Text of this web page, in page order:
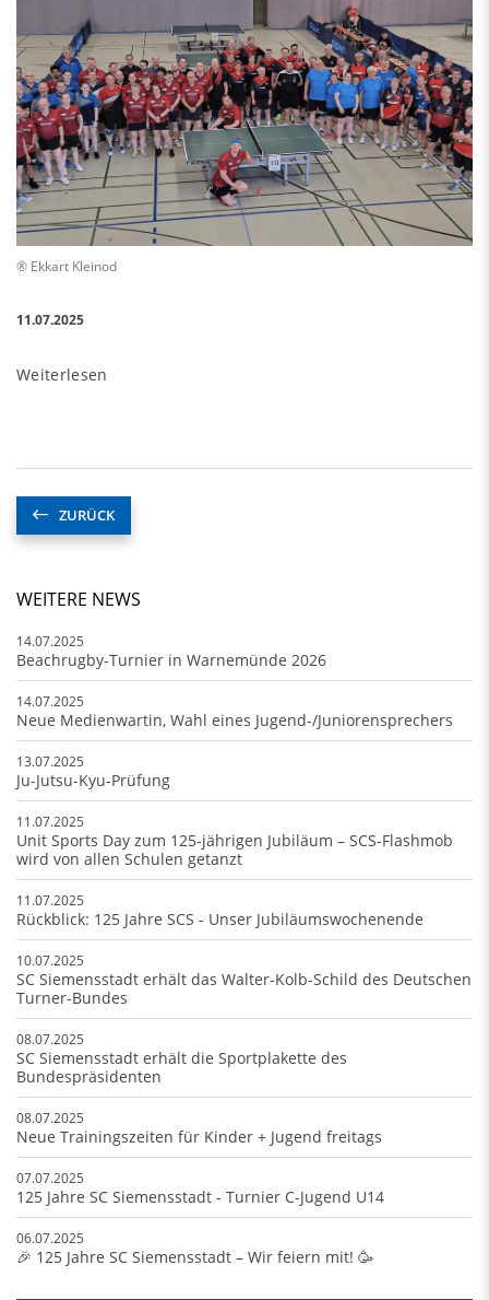
® Ekkart Kleinod
11.07.2025
Weiterlesen
ZURÜCK
WEITERE NEWS
14.07.2025
Beachrugby-Turnier in Warnemünde 2026
14.07.2025
Neue Medienwartin, Wahl eines Jugend-/Juniorensprechers
13.07.2025
Ju-Jutsu-Kyu-Prüfung
11.07.2025
Unit Sports Day zum 125-jährigen Jubiläum – SCS-Flashmob
wird von allen Schulen getanzt
11.07.2025
Rückblick: 125 Jahre SCS - Unser Jubiläumswochenende
10.07.2025
SC Siemensstadt erhält das Walter-Kolb-Schild des Deutschen
Turner-Bundes
08.07.2025
SC Siemensstadt erhält die Sportplakette des
Bundespräsidenten
08.07.2025
Neue Trainingszeiten für Kinder + Jugend freitags
07.07.2025
125 Jahre SC Siemensstadt - Turnier C-Jugend U14
06.07.2025
🎉 125 Jahre SC Siemensstadt – Wir feiern mit! 🥳